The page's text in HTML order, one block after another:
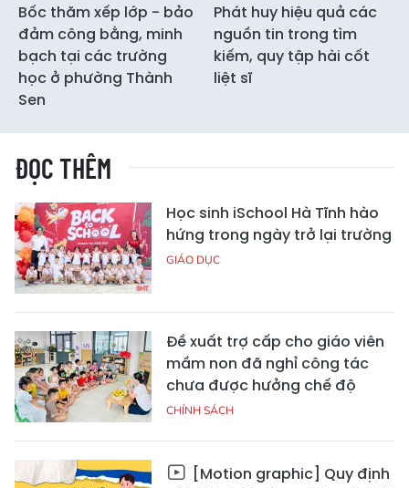
Bốc thăm xếp lớp - bảo
đảm công bằng, minh
bạch tại các trường
học ở phường Thành
Sen
Phát huy hiệu quả các
nguồn tin trong tìm
kiếm, quy tập hài cốt
liệt sĩ
ĐỌC THÊM
Học sinh iSchool Hà Tĩnh hào
hứng trong ngày trở lại trường
GIÁO DỤC
Đề xuất trợ cấp cho giáo viên
mầm non đã nghỉ công tác
chưa được hưởng chế độ
CHÍNH SÁCH
[Motion graphic] Quy định